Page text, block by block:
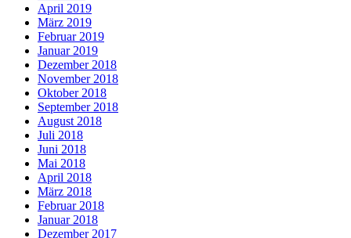
April 2019
März 2019
Februar 2019
Januar 2019
Dezember 2018
November 2018
Oktober 2018
September 2018
August 2018
Juli 2018
Juni 2018
Mai 2018
April 2018
März 2018
Februar 2018
Januar 2018
Dezember 2017